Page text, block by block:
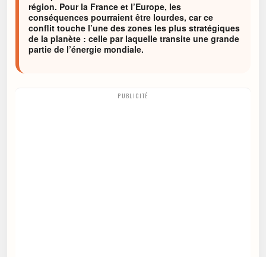
région. Pour la France et l’Europe, les
conséquences pourraient être lourdes, car ce
conflit touche l’une des zones les plus stratégiques
de la planète : celle par laquelle transite une grande
partie de l’énergie mondiale.
PUBLICITÉ